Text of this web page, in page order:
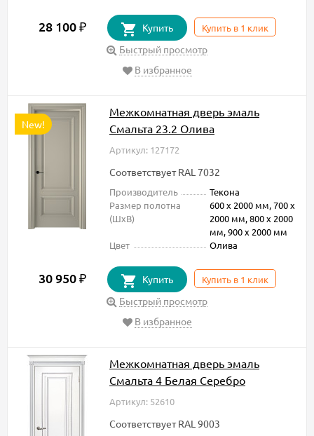
28 100 ₽ Купить Купить в 1 клик
Быстрый просмотр
В избранное
New!
Межкомнатная дверь эмаль
Смальта 23.2 Олива
Артикул: 127172
Соответствует RAL 7032
Производитель
Текона
Размер полотна
(ШxВ)
600 х 2000 мм, 700 х
2000 мм, 800 х 2000
мм, 900 х 2000 мм
Цвет
Олива
30 950 ₽ Купить Купить в 1 клик
Быстрый просмотр
В избранное
Межкомнатная дверь эмаль
Смальта 4 Белая Серебро
Артикул: 52610
Соответствует RAL 9003